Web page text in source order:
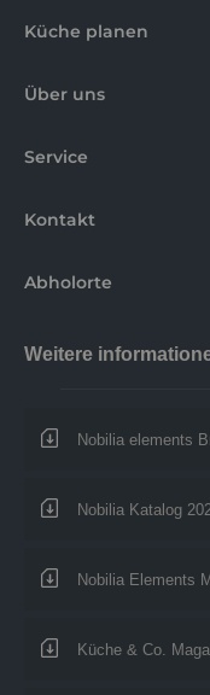
Küche planen
Über uns
Service
Kontakt
Abholorte
Weitere
Nobilia elements
Nobilia Katalog
Nobilia Elements
Küche & Co.